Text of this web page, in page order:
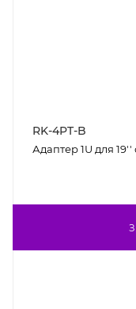
RK-4PT-B
Адаптер 1U для